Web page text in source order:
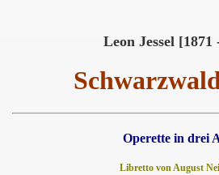
Leon Jessel [1871
Operette in drei
Libretto von August